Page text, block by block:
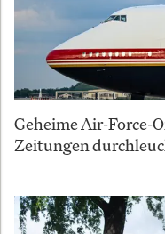
Geheime Air-Force-
Zeitungen